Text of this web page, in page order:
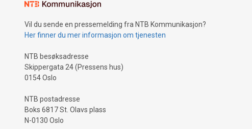
Vil du sende en pressemelding fra NTB Kommunikasjon?
Her finner du mer informasjon om tjenesten
NTB besøksadresse
Skippergata 24 (Pressens hus)
0154 Oslo
NTB postadresse
Boks 6817 St. Olavs plass
N-0130 Oslo